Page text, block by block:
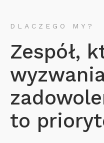
DLACZEGO MY?
Zespół,
to